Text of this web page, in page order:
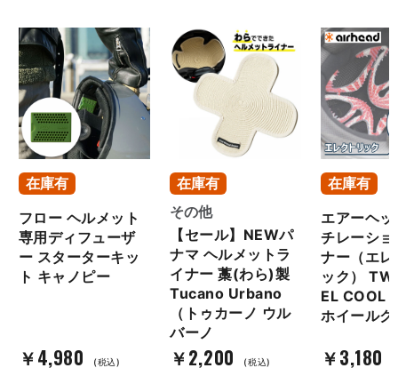
在庫有
フロー ヘルメット
専用ディフューザ
ー スターターキッ
ト キャノピー
￥4,980 (税込)
在庫有
その他
【セール】NEWパ
ナマ ヘルメットラ
イナー 藁(わら)製
Tucano Urbano
（トゥカーノ ウル
バーノ
￥2,200 (税込)
在庫有
エアーヘ
チレーシ
ナー（エ
ック）
EL COOL
ホイール
￥3,180